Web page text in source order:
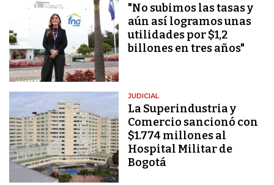
"No subimos las tasas y
aún así logramos unas
utilidades por $1,2
billones en tres años"
JUDICIAL
La Superindustria y
Comercio sancionó con
$1.774 millones al
Hospital Militar de
Bogotá